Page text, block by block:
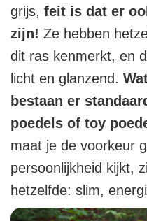
grijs, feit is dat er
zijn! Ze hebben
dit ras kenmerkt, en
licht en glanzend.
bestaan er
poedels of toy
maat je de voorkeur
persoonlijkheid kijkt,
hetzelfde: slim,